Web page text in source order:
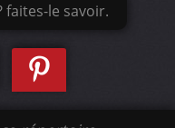
faites-le savoir.